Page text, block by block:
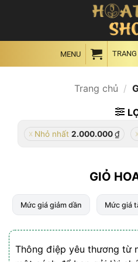
MENU TRANG
Trang chủ /
Nhỏ nhất 2.000.000₫
GIỎ
Mức giá giảm dần Mức giá
Thông điệp yêu thương từ